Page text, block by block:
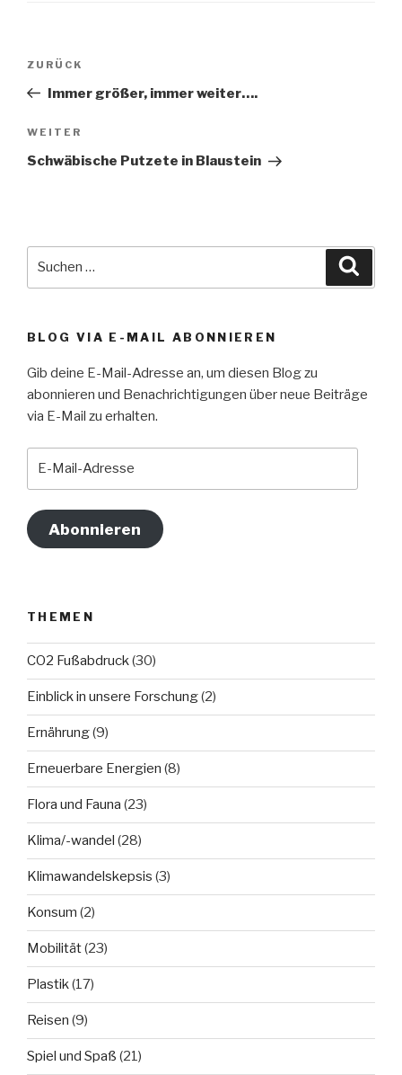
Beitragsnavigation
Vorheriger
Beitrag
ZURÜCK
Immer größer, immer weiter….
Nächster
Beitrag
WEITER
Schwäbische Putzete in Blaustein
BLOG VIA E-MAIL ABONNIEREN
Gib deine E-Mail-Adresse an, um diesen Blog zu
abonnieren und Benachrichtigungen über neue Beiträge
via E-Mail zu erhalten.
Abonnieren
THEMEN
CO2 Fußabdruck(30)
Einblick in unsere Forschung(2)
Ernährung(9)
Erneuerbare Energien (8)
Flora und Fauna (23)
Klima/-wandel (28)
Klimawandelskepsis (3)
Konsum (2)
Mobilität(23)
Plastik(17)
Reisen (9)
Spiel und Spaß (21)